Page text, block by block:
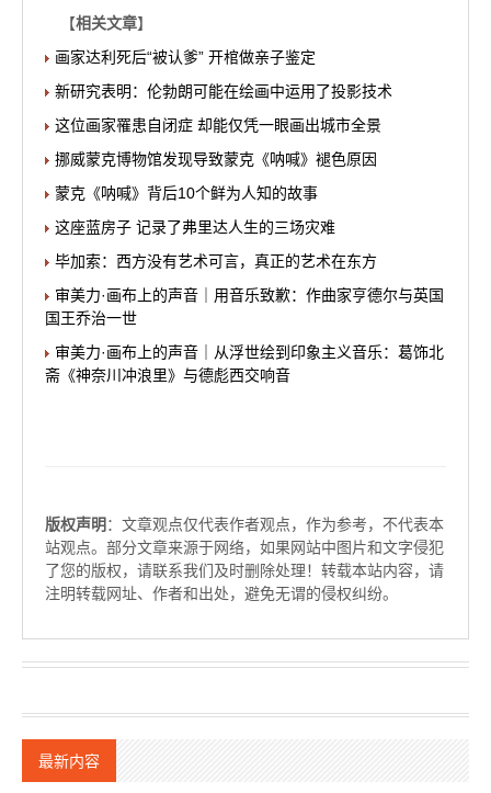
【相关文章】
画家达利死后“被认爹” 开棺做亲子鉴定
新研究表明：伦勃朗可能在绘画中运用了投影技术
这位画家罹患自闭症 却能仅凭一眼画出城市全景
挪威蒙克博物馆发现导致蒙克《呐喊》褪色原因
蒙克《呐喊》背后10个鲜为人知的故事
这座蓝房子 记录了弗里达人生的三场灾难
毕加索：西方没有艺术可言，真正的艺术在东方
审美力·画布上的声音｜用音乐致歉：作曲家亨德尔与英国
国王乔治一世
审美力·画布上的声音｜从浮世绘到印象主义音乐：葛饰北
斋《神奈川冲浪里》与德彪西交响音
版权声明 ：文章观点仅代表作者观点，作为参考，不代表本
站观点。部分文章来源于网络，如果网站中图片和文字侵犯
了您的版权，请联系我们及时删除处理！转载本站内容，请
注明转载网址、作者和出处，避免无谓的侵权纠纷。
最新内容